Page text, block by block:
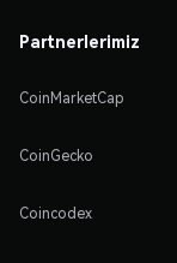
Partnerlerimiz
CoinMarketCap
CoinGecko
Coincodex